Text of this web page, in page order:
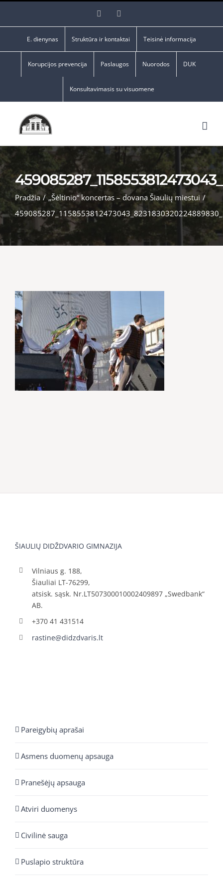
Facebook
E. dienynas Struktūra ir kontaktai Teisinė informacija
Korupcijos prevencija Paslaugos Nuorodos DUK
Konsultavimasis su visuomene
Pradžia / „Šėltinio“ koncertas – dovana Šiaulių miestui /
ŠIAULIŲ DIDŽDVARIO GIMNAZIJA
Vilniaus g. 188,
Šiauliai LT-76299,
atsisk. sąsk. Nr.LT507300010002409897 „Swedbank“
AB.
+370 41 431514
rastine@didzdvaris.lt
Pareigybių aprašai
Asmens duomenų apsauga
Pranešėjų apsauga
Atviri duomenys
Civilinė sauga
Puslapio struktūra